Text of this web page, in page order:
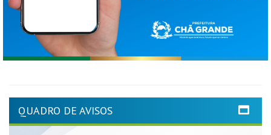
QUADRO DE AVISOS